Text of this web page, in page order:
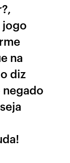
jogo
na
diz